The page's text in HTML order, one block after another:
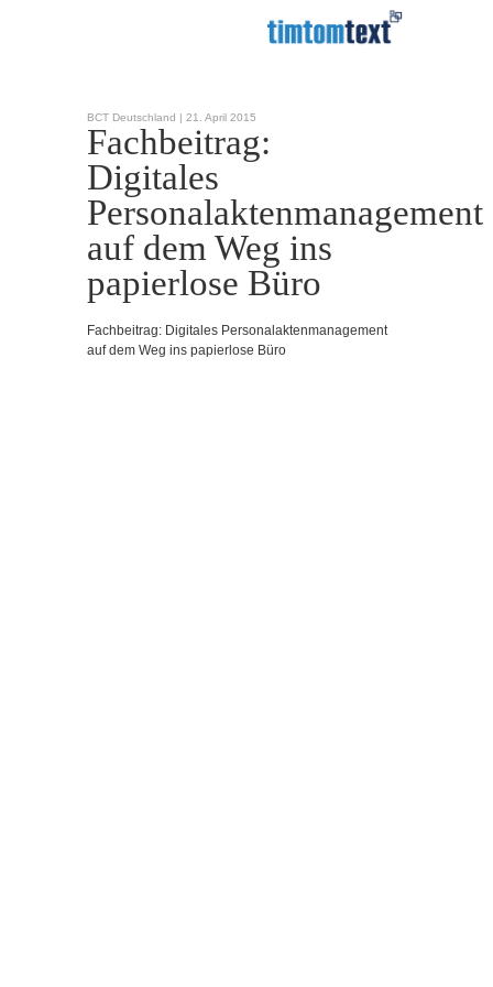
BCT Deutschland | 21. April 2015
Fachbeitrag:
Digitales
Personalaktenmanagement
auf dem Weg ins
papierlose Büro
Fachbeitrag: Digitales Personalaktenmanagement
auf dem Weg ins papierlose Büro